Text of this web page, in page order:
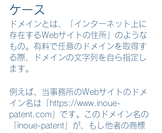
ケース
ドメインとは、「インターネット上に
存在するWebサイトの住所」のような
もの。有料で任意のドメインを取得す
る際、ドメインの文字列を自ら指定し
ます。
例えば、当事務所のWebサイトのドメ
イン名は「https://www.inoue-
patent.com」です。このドメイン名の
「inoue-patent」が、もし他者の商標